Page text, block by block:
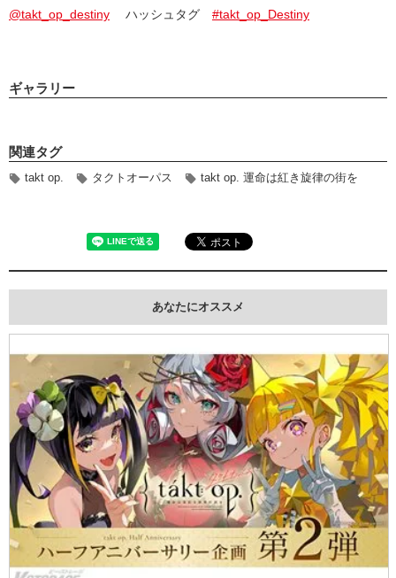
@takt_op_destiny ハッシュタグ #takt_op_Destiny
ギャラリー
関連タグ
takt op. タクトオーパス takt op. 運命は紅き旋律の街を
あなたにオススメ